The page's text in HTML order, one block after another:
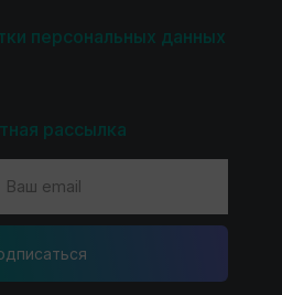
персональных данных
рассылка